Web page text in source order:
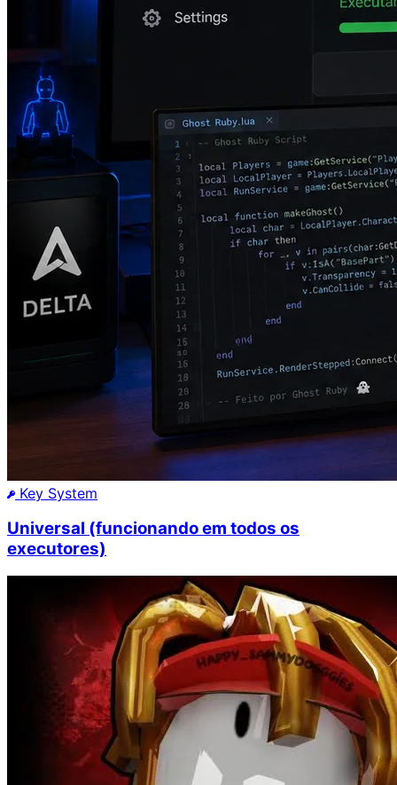
Key System
Universal (funcionando em todos os
executores)